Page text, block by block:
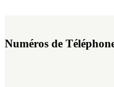
Numéros de